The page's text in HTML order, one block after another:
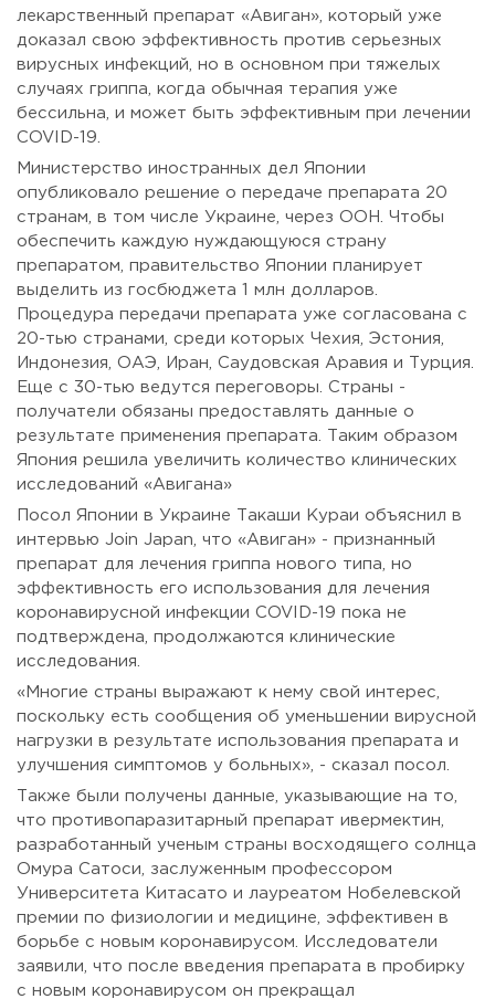
лекарственный препарат «Авиган», который уже
доказал свою эффективность против серьезных
вирусных инфекций, но в основном при тяжелых
случаях гриппа, когда обычная терапия уже
бессильна, и может быть эффективным при лечении
COVID-19.
Министерство иностранных дел Японии
опубликовало решение о передаче препарата 20
странам, в том числе Украине, через ООН. Чтобы
обеспечить каждую нуждающуюся страну
препаратом, правительство Японии планирует
выделить из госбюджета 1 млн долларов.
Процедура передачи препарата уже согласована с
20-тью странами, среди которых Чехия, Эстония,
Индонезия, ОАЭ, Иран, Саудовская Аравия и Турция.
Еще с 30-тью ведутся переговоры. Страны -
получатели обязаны предоставлять данные о
результате применения препарата. Таким образом
Япония решила увеличить количество клинических
исследований «Авигана»
Посол Японии в Украине Такаши Кураи объяснил в
интервью Join Japan, что «Авиган» - признанный
препарат для лечения гриппа нового типа, но
эффективность его использования для лечения
коронавирусной инфекции COVID-19 пока не
подтверждена, продолжаются клинические
исследования.
«Многие страны выражают к нему свой интерес,
поскольку есть сообщения об уменьшении вирусной
нагрузки в результате использования препарата и
улучшения симптомов у больных», - сказал посол.
Также были получены данные, указывающие на то,
что противопаразитарный препарат ивермектин,
разработанный ученым страны восходящего солнца
Омура Сатоси, заслуженным профессором
Университета Китасато и лауреатом Нобелевской
премии по физиологии и медицине, эффективен в
борьбе с новым коронавирусом. Исследователи
заявили, что после введения препарата в пробирку
с новым коронавирусом он прекращал